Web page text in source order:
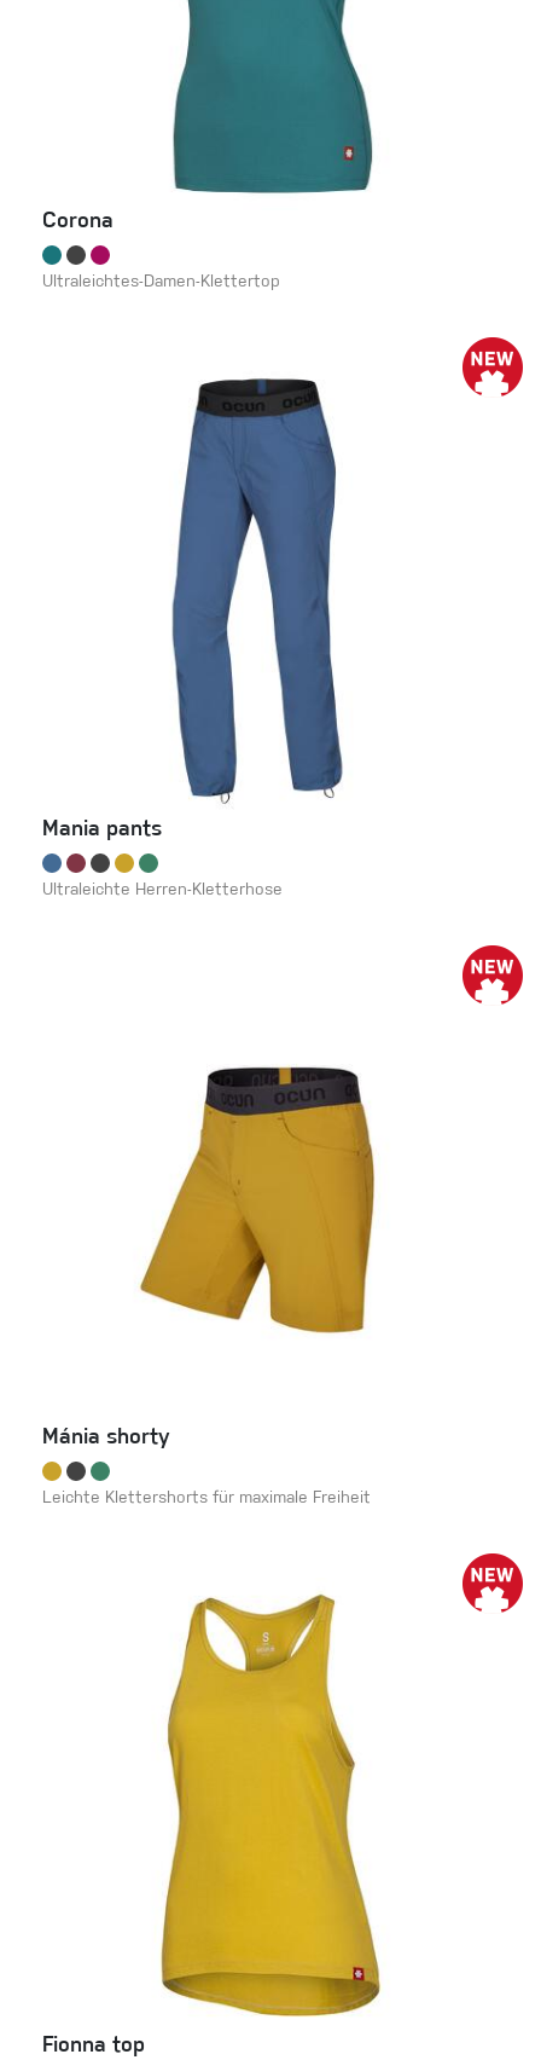
Corona
Ultraleichtes-Damen-Klettertop
Mania pants
Ultraleichte Herren-Kletterhose
Mánia shorty
Leichte Klettershorts für maximale Freiheit
Fionna top